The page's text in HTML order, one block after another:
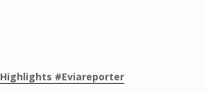
Highlights #Eviareporter